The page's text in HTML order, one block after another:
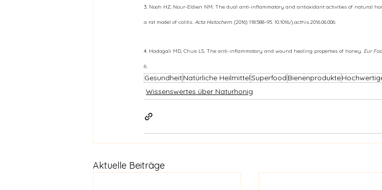
3. Nooh HZ, Nour-Eldien NM. The dual anti-inflammatory and antioxidant activities of natural
a rat model of colitis. Acta Histochem. (2016) 118:588–95. 10.1016/j.acthis.2016.06.006.
4. Hadagali MD, Chua LS. The anti-inflammatory and wound healing properties of honey. Eur
6.
GesundheitNatürliche HeilmittelSuperfood Bienenprodukte
Wissenswertes über Naturhonig
Aktuelle Beiträge